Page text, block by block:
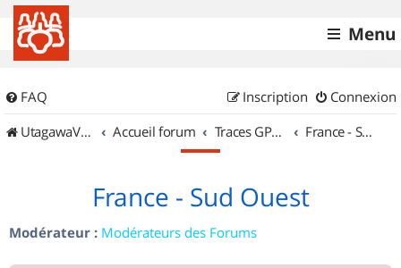
Menu
FAQ Connexion
Inscription
UtagawaVTT (Randos VTT et VTTAE avec traces GPS)
Accueil forum Traces GPS de randos VTT France - Sud Ouest
France - Sud Ouest
Modérateur : Modérateurs des Forums